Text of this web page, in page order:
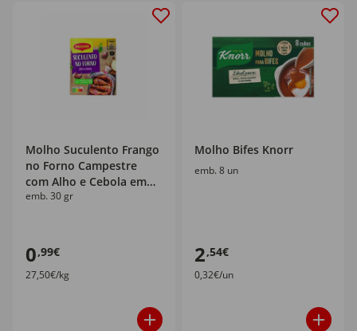
Molho Suculento Frango
no Forno Campestre
com Alho e Cebola em
Saqueta Maggi
emb. 30 gr
0,99€
27,50€/kg
Molho Bifes Knorr
emb. 8 un
2,54€
0,32€/un